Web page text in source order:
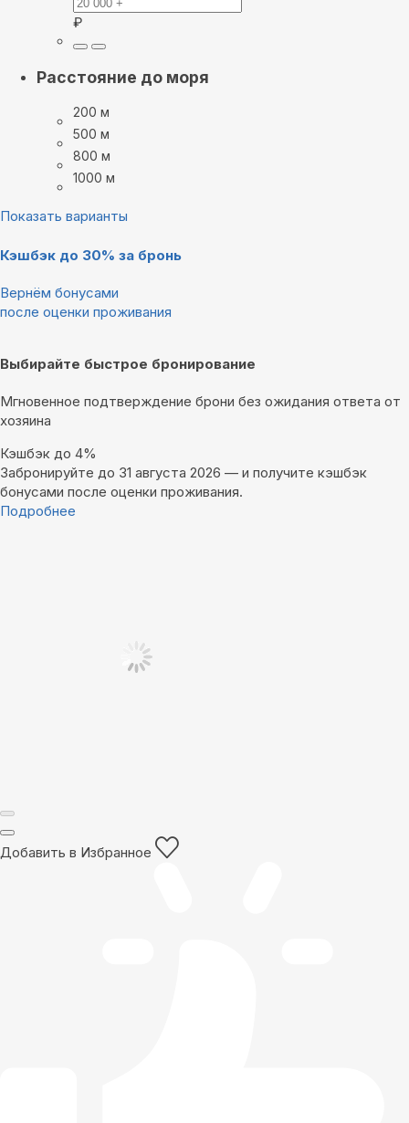
₽
Расстояние до моря
200 м
500 м
800 м
1000 м
Показать варианты
Кэшбэк до 30% за бронь
Вернём бонусами
после оценки проживания
Выбирайте быстрое бронирование
Мгновенное подтверждение брони без ожидания ответа от
хозяина
Кэшбэк до 4%
Забронируйте до 31 августа 2026 — и получите кэшбэк
бонусами после оценки проживания.
Подробнее
Добавить в Избранное